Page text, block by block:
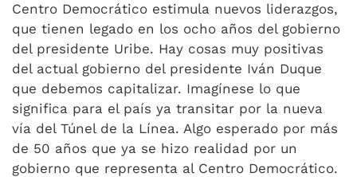
Centro Democrático estimula nuevos liderazgos,
que tienen legado en los ocho años del gobierno
del presidente Uribe. Hay cosas muy positivas
del actual gobierno del presidente Iván Duque
que debemos capitalizar. Imagínese lo que
significa para el país ya transitar por la nueva
vía del Túnel de la Línea. Algo esperado por más
de 50 años que ya se hizo realidad por un
gobierno que representa al Centro Democrático.